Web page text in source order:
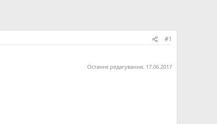
#1
Останнє редагування: 17.06.2017